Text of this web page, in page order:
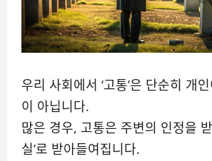
우리 사회에서 ‘고통’은 단순히 개
이 아닙니다.
많은 경우, 고통은 주변의 인정을
실’로 받아들여집니다.